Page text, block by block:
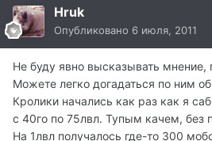
Hruk
Опубликовано 6 июля, 2011
Не буду явно высказывать мнение,
Можете легко догадаться по ним
Кролики начались как раз как я
с 40го по 75лвл. Тупым качем, без
На 1лвл получалось где-то 300